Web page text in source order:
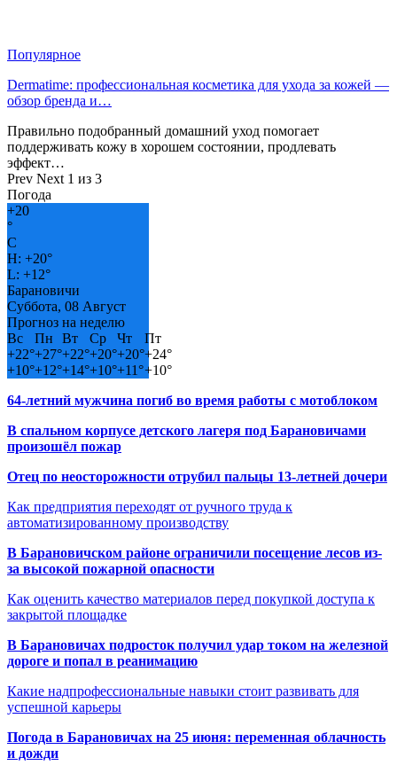
Популярное
Dermatime: профессиональная косметика для ухода за кожей —
обзор бренда и…
Правильно подобранный домашний уход помогает
поддерживать кожу в хорошем состоянии, продлевать
эффект…
Prev Next 1 из 3
Погода
+20
°
C
H: +20°
L: +12°
Барановичи
Суббота, 08 Август
Прогноз на неделю
Вс
Пн Вт Ср Чт
Пт
+22°+27°+22°+20°+20°+24°
+10°+12°+14°+10°+11°+10°
64-летний мужчина погиб во время работы с мотоблоком
В спальном корпусе детского лагеря под Барановичами
произошёл пожар
Отец по неосторожности отрубил пальцы 13-летней дочери
Как предприятия переходят от ручного труда к
автоматизированному производству
В Барановичском районе ограничили посещение лесов из-
за высокой пожарной опасности
Как оценить качество материалов перед покупкой доступа к
закрытой площадке
В Барановичах подросток получил удар током на железной
дороге и попал в реанимацию
Какие надпрофессиональные навыки стоит развивать для
успешной карьеры
Погода в Барановичах на 25 июня: переменная облачность
и дожди